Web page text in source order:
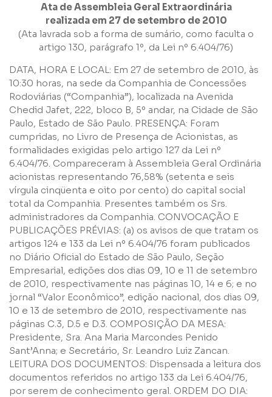
Ata de Assembleia Geral Extraordinária
realizada em 27 de setembro de 2010
(Ata lavrada sob a forma de sumário, como faculta o
artigo 130, parágrafo 1º, da Lei nº 6.404/76)
DATA, HORA E LOCAL: Em 27 de setembro de 2010, às
10:30 horas, na sede da Companhia de Concessões
Rodoviárias (“Companhia”), localizada na Avenida
Chedid Jafet, 222, bloco B, 5º andar, na Cidade de São
Paulo, Estado de São Paulo. PRESENÇA: Foram
cumpridas, no Livro de Presença de Acionistas, as
formalidades exigidas pelo artigo 127 da Lei nº
6.404/76. Compareceram à Assembleia Geral Ordinária
acionistas representando 76,58% (setenta e seis
vírgula cinqüenta e oito por cento) do capital social
total da Companhia. Presentes também os Srs.
administradores da Companhia. CONVOCAÇÃO E
PUBLICAÇÕES PRÉVIAS: (a) os avisos de que tratam os
artigos 124 e 133 da Lei nº 6.404/76 foram publicados
no Diário Oficial do Estado de São Paulo, Seção
Empresarial, edições dos dias 09, 10 e 11 de setembro
de 2010, respectivamente nas páginas 10, 14 e 6; e no
jornal “Valor Econômico”, edição nacional, dos dias 09,
10 e 13 de setembro de 2010, respectivamente nas
páginas C.3, D.5 e D.3. COMPOSIÇÃO DA MESA:
Presidente, Sra. Ana Maria Marcondes Penido
Sant’Anna; e Secretário, Sr. Leandro Luiz Zancan.
LEITURA DOS DOCUMENTOS: Dispensada a leitura dos
documentos referidos no artigo 133 da Lei 6.404/76,
por serem de conhecimento geral. ORDEM DO DIA: